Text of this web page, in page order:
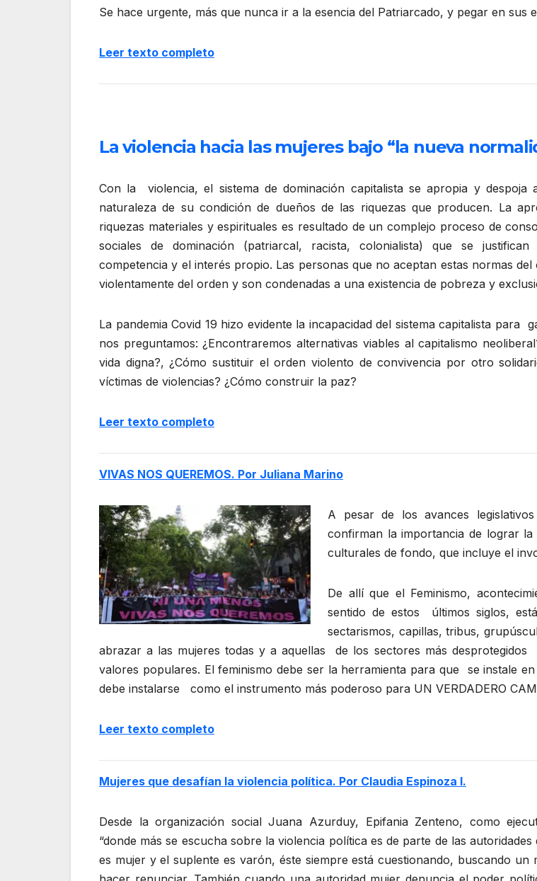
Se hace urgente, más que nunca ir a la esencia del Patriarcado, y pegar en sus
Leer texto completo
La violencia hacia las mujeres bajo “la nueva
Con la violencia, el sistema de dominación capitalista se apropia y
naturaleza de su condición de dueños de las riquezas que producen. La
riquezas materiales y espirituales es resultado de un complejo proceso de
sociales de dominación (patriarcal, racista, colonialista) que se
competencia y el interés propio. Las personas que no aceptan estas normas del
violentamente del orden y son condenadas a una existencia de pobreza y
La pandemia Covid 19 hizo evidente la incapacidad del sistema capitalista para
nos preguntamos: ¿Encontraremos alternativas viables al capitalismo
vida digna?, ¿Cómo sustituir el orden violento de convivencia por otro
víctimas de violencias? ¿Cómo construir la paz?
Leer texto completo
VIVAS NOS QUEREMOS. Por Juliana Marino
A pesar de los avances
confirman la importancia de lograr
culturales de fondo, que incluye el
De allí que el Feminismo,
sentido de estos últimos siglos,
sectarismos, capillas, tribus,
abrazar a las mujeres todas y a aquellas de los sectores más desprotegidos
valores populares. El feminismo debe ser la herramienta para que se instale
debe instalarse como el instrumento más poderoso para UN VERDADERO
Leer texto completo
Mujeres que desafían la violencia política. Por Claudia Espinoza I.
Desde la organización social Juana Azurduy, Epifania Zenteno, como
“donde más se escucha sobre la violencia política es de parte de las
es mujer y el suplente es varón, éste siempre está cuestionando, buscando un